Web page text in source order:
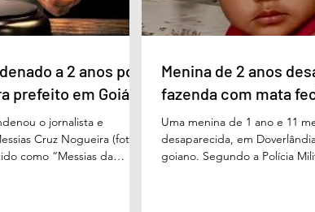
a 2 anos por
prefeito em Goiás
o jornalista e
Cruz Nogueira (foto
como “Messias da
Menina de 2 anos
fazenda com mata
Uma menina de 1 ano e 11
desaparecida, em
goiano. Segundo a Polícia